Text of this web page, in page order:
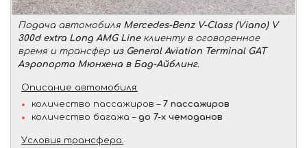
Подача автомобиля Mercedes-Benz V-Class (Viano) V
300d extra Long AMG Lineклиенту в оговоренное
время и трансфер из General Aviation Terminal GAT
Аэропорта Мюнхена в Бад-Айблинг.
Описание автомобиля:
количество пассажиров – 7 пассажиров
количество багажа – до 7-х чемоданов
Условия трансфера: